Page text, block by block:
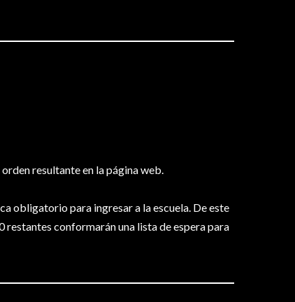
resultante en la página web.
obligatorio para ingresar a la escuela. De este
restantes conformarán una lista de espera para